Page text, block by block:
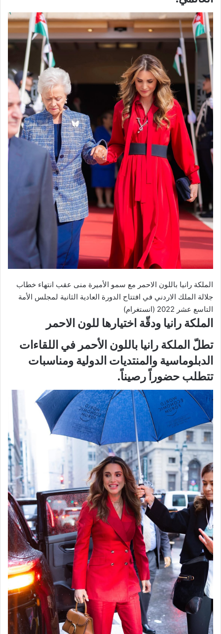
الملكة رانيا باللون الاحمر مع سمو الأميرة منى عقب انتهاء خطاب
جلالة الملك الاردني في افتتاح الدورة العادية الثانية لمجلس الأمة
التاسع عشر 2022 (انستغرام)
الملكة رانيا ودقّة اختيارها للون الاحمر
تطلّ الملكة رانيا باللون الأحمر في اللقاءات
الدبلوماسية والمنتديات الدولية ومناسبات
تتطلب حضوراً رصيناً.